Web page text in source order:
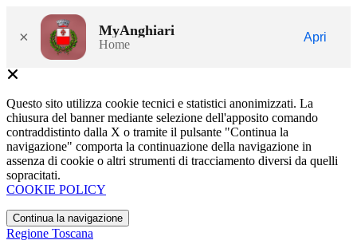
× MyAnghiari
Home
Apri
Questo sito utilizza cookie tecnici e statistici anonimizzati. La
chiusura del banner mediante selezione dell'apposito comando
contraddistinto dalla X o tramite il pulsante "Continua la
navigazione" comporta la continuazione della navigazione in
assenza di cookie o altri strumenti di tracciamento diversi da quelli
sopracitati.
COOKIE POLICY
Continua la navigazione
Regione Toscana